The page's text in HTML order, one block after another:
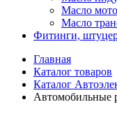
Масло
Масло
Фитинги,
Главная
Каталог товаров
Каталог
Автомобильные